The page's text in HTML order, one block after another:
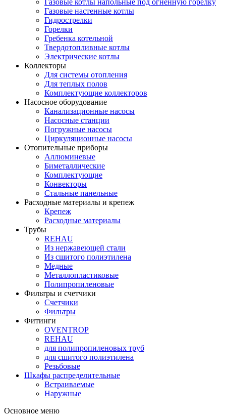
Газовые котлы напольные под огненную горелку
Газовые настенные котлы
Гидрострелки
Горелки
Гребенка котельной
Твердотопливные котлы
Электрические котлы
Коллекторы
Для системы отопления
Для теплых полов
Комплектующие коллекторов
Насосное оборудование
Канализационные насосы
Насосные станции
Погружные насосы
Циркуляционные насосы
Отопительные приборы
Аллюминевые
Биметаллические
Комплектующие
Конвекторы
Стальные панельные
Расходные материалы и крепеж
Крепеж
Расходные материалы
Трубы
REHAU
Из нержавеющей стали
Из сшитого полиэтилена
Медные
Металлопластиковые
Полипропиленовые
Фильтры и счетчики
Счетчики
Фильтры
Фитинги
OVENTROP
REHAU
для полипропиленовых труб
для сшитого полиэтилена
Резьбовые
Шкафы распределительные
Встраиваемые
Наружные
Основное меню